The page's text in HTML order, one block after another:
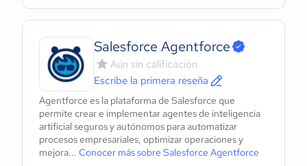
Salesforce Agentforce
Aún sin calificación
Escribe la primera reseña
Agentforce es la plataforma de Salesforce que
permite crear e implementar agentes de inteligencia
artificial seguros y autónomos para automatizar
procesos empresariales, optimizar operaciones y
mejora... Conocer más sobre Salesforce Agentforce